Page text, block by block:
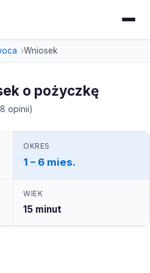
Wniosek
o pożyczkę
opinii)
OKRES
1 – 6 mies.
WIEK
15 minut